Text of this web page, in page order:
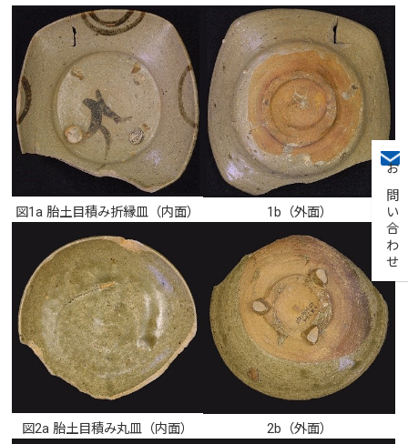
お問い合わせ
図1a 胎土目積み折縁皿（内面） 1b（外面）
図2a 胎土目積み丸皿（内面） 2b（外面）